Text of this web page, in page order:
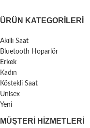
ÜRÜN KATEGORILERI
Akıllı Saat
Bluetooth Hoparlör
Erkek
Kadın
Köstekli Saat
Unisex
Yeni
MÜŞTERI HIZMETLERI